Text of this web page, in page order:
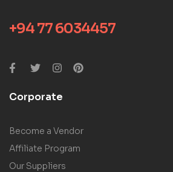
+94 77 6034457
Corporate
Become a Vendor
Affiliate Program
Our Suppliers